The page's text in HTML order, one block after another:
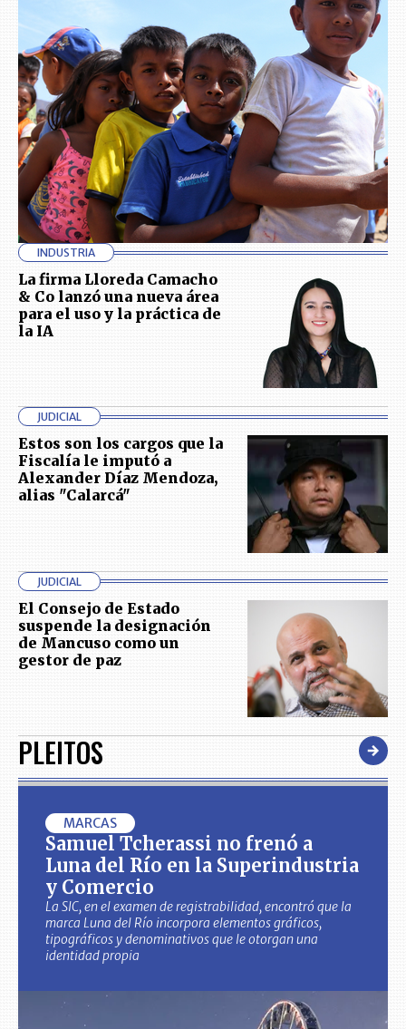
INDUSTRIA
La firma Lloreda Camacho
& Co lanzó una nueva área
para el uso y la práctica de
la IA
JUDICIAL
Estos son los cargos que la
Fiscalía le imputó a
Alexander Díaz Mendoza,
alias "Calarcá"
JUDICIAL
El Consejo de Estado
suspende la designación
de Mancuso como un
gestor de paz
PLEITOS
MARCAS
Samuel Tcherassi no frenó a
Luna del Río en la Superindustria
y Comercio
La SIC, en el examen de registrabilidad, encontró que la
marca Luna del Río incorpora elementos gráficos,
tipográficos y denominativos que le otorgan una
identidad propia